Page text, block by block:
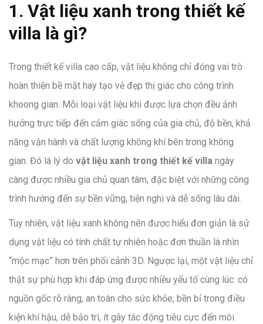
1. Vật liệu xanh trong thiết kế
villa là gì?
Trong thiết kế villa cao cấp, vật liệu không chỉ đóng vai trò
hoàn thiện bề mặt hay tạo vẻ đẹp thị giác cho công trình
khoong gian. Mỗi loại vật liệu khi được lựa chọn đều ảnh
hưởng trực tiếp đến cảm giác sống của gia chủ, độ bền, khả
năng vận hành và chất lượng không khí bên trong không
gian. Đó là lý do vật liệu xanh trong thiết kế villa ngày
càng được nhiều gia chủ quan tâm, đặc biệt với những công
trình hướng đến sự bền vững, tiện nghi và dễ sống lâu dài.
Tuy nhiên, vật liệu xanh không nên được hiểu đơn giản là sử
dụng vật liệu có tính chất tự nhiên hoặc đơn thuần là nhìn
“mộc mạc” hơn trên phối cảnh 3D. Ngược lại, một vật liệu chỉ
thật sự phù hợp khi đáp ứng được nhiều yếu tố cùng lúc: có
nguồn gốc rõ ràng, an toàn cho sức khỏe, bền bỉ trong điều
kiện khí hậu, dễ bảo trì, ít gây tác động tiêu cực đến môi